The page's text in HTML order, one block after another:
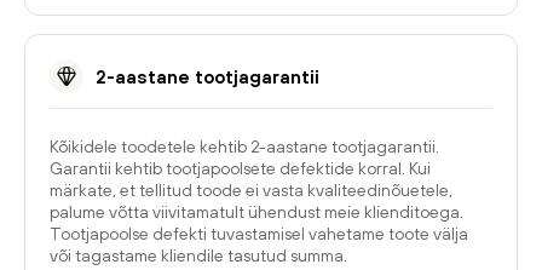
2-aastane tootjagarantii
Kõikidele toodetele kehtib 2-aastane tootjagarantii.
Garantii kehtib tootjapoolsete defektide korral. Kui
märkate, et tellitud toode ei vasta kvaliteedinõuetele,
palume võtta viivitamatult ühendust meie klienditoega.
Tootjapoolse defekti tuvastamisel vahetame toote välja
või tagastame kliendile tasutud summa.